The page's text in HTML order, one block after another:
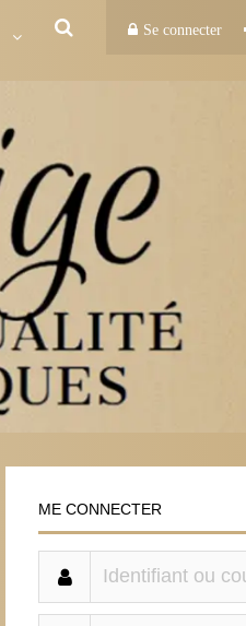
Se connecter
ME CONNECTER